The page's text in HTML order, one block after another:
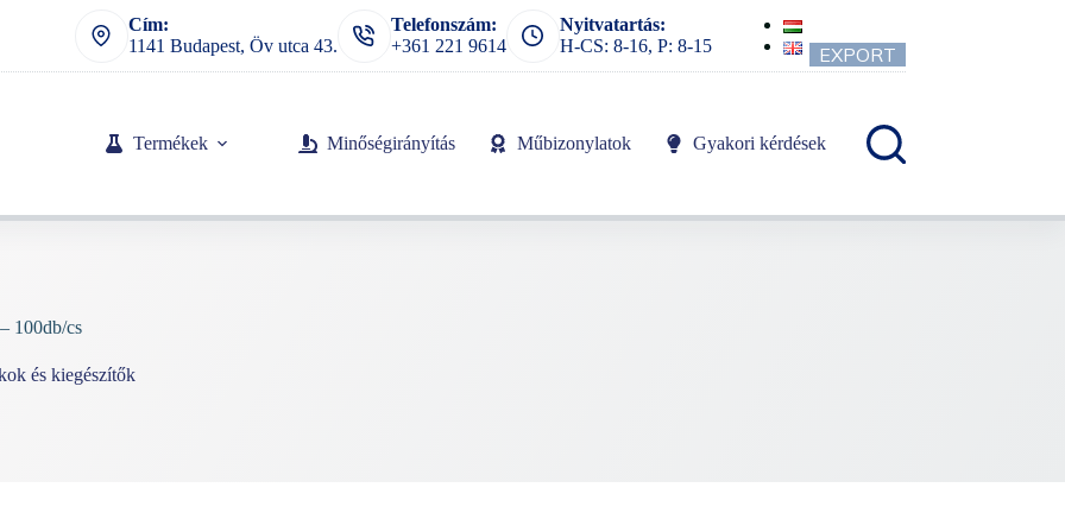
Cím:
1141 Budapest, Öv utca 43.
Telefonszám:
+361 221 9614
Nyitvatartás:
H-CS: 8-16, P: 8-15
EXPORT
Termékek Minőségirányítás Műbizonylatok Gyakori kérdések
100db/cs
és kiegészítők